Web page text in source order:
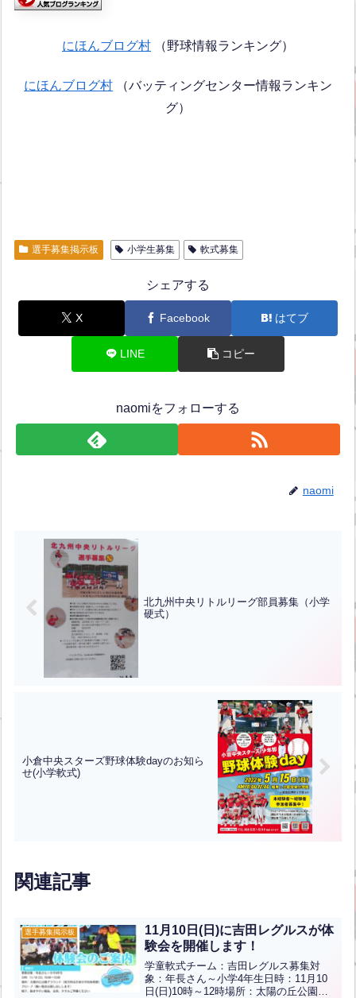
にほんブログ村 （野球情報ランキング）
にほんブログ村 （バッティングセンター情報ランキン
グ）
選手募集掲示板 小学生募集 軟式募集
シェアする
X Facebook はてブ
LINE コピー
naomiをフォローする
naomi
北九州中央リトルリーグ部員募集（小学
硬式）
小倉中央スターズ野球体験dayのお知ら
せ(小学軟式)
関連記事
選手募集掲示板
11月10日(日)に吉田レグルスが体
験会を開催します！
学童軟式チーム：吉田レグルス募集対
象：年長さん～小学4年生日時：11月10
日(日)10時～12時場所：太陽の丘公園グ